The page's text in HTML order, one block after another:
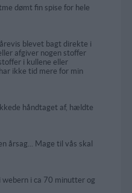
dømt fin spise for hele
blevet bagt direkte i
afgiver nogen stoffer
i kullene eller
ikke tid mere for min
håndtaget af, hældte
årsag... Mage til vås skal
i ca 70 minutter og